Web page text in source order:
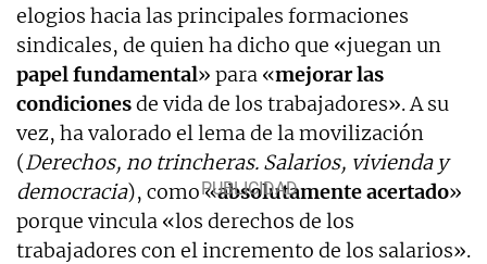
elogios hacia las principales formaciones
sindicales, de quien ha dicho que «juegan un
papel fundamental» para «mejorar las
condicionesde vida de los trabajadores». A su
vez, ha valorado el lema de la movilización
(Derechos, no trincheras. Salarios, vivienda y
democracia), como «absolutamente acertado»
porque vincula «los derechos de los
trabajadores con el incremento de los salarios».